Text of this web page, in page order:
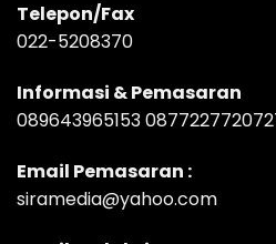
Telepon/Fax
022-5208370
Informasi & Pemasaran
089643965153
Email Pemasaran :
siramedia@yahoo.com